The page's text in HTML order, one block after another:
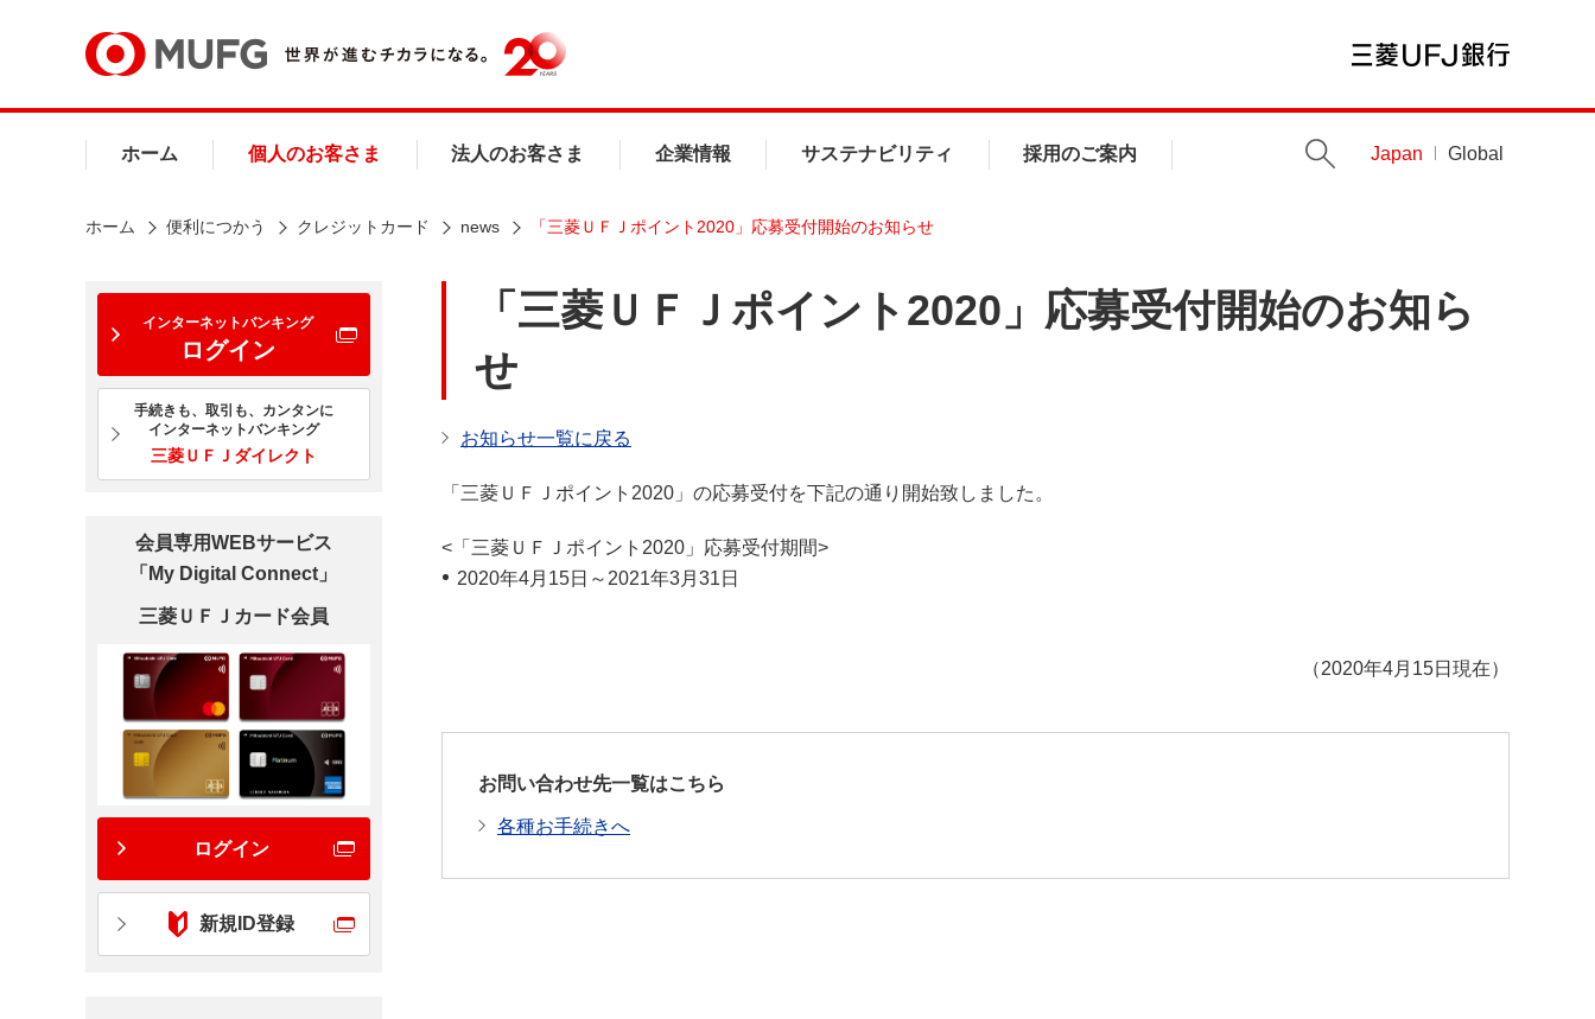
ホーム 個人のお客さま 法人のお客さま 企業情報 サステナビリティ 採用のご案内 Japan Global
ホーム 便利につかう クレジットカード news 「三菱ＵＦＪポイント2020」応募受付開始のお知らせ
インターネットバンキング
ログイン
手続きも、取引も、カンタンに
インターネットバンキング
三菱ＵＦＪダイレクト
会員専用WEBサービス
「My Digital Connect」
三菱ＵＦＪカード会員
ログイン
新規ID登録
「三菱ＵＦＪポイント2020」応募受付開始のお知ら
せ
お知らせ一覧に戻る
「三菱ＵＦＪポイント2020」の応募受付を下記の通り開始致しました。
<「三菱ＵＦＪポイント2020」応募受付期間>
2020年4月15日～2021年3月31日
（2020年4月15日現在）
お問い合わせ先一覧はこちら
各種お手続きへ